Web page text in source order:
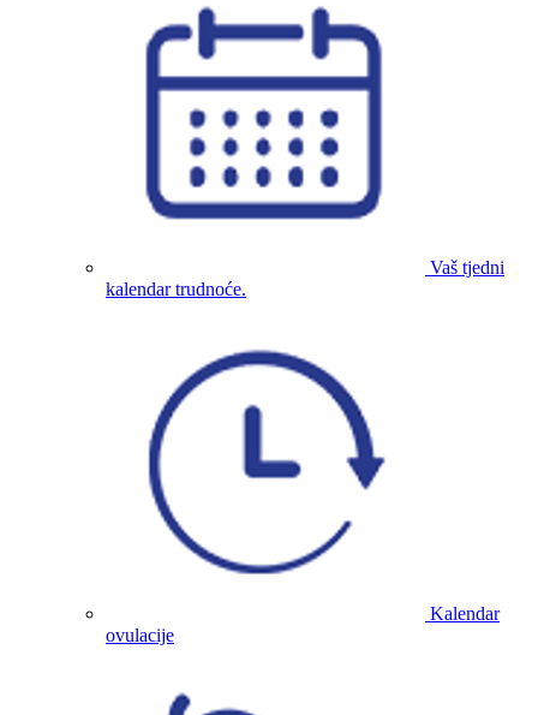
Vaš tjedni
kalendar trudnoće.
Kalendar
ovulacije